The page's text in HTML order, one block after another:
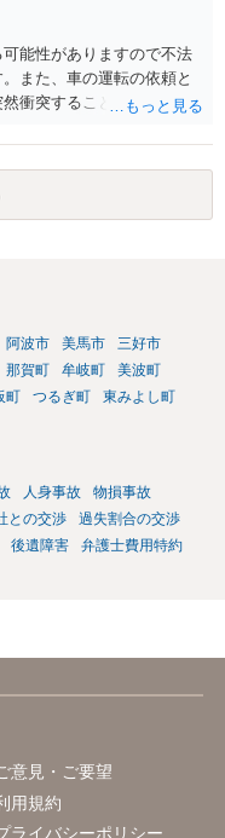
能性がありますので不法
また、車の運転の依頼と
衝突することは予見がで
の理由から支払義務は否
ださい。
阿波市 美馬市
三好市
那賀町 牟岐町
美波町
町 つるぎ町 東みよし町
人身事故
物損事故
との交渉
過失割合の交渉
後遺障害
弁護士費用特約
意見・ご要望
用規約
ライバシーポリシー